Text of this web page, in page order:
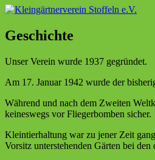
Geschichte
Unser Verein wurde 1937 gegründet.
Am 17. Januar 1942 wurde der
Während und nach dem Zweiten
keineswegs vor Fliegerbomben sicher.
Kleintierhaltung war zu jener Zeit
Vorsitz unterstehenden Gärten bei